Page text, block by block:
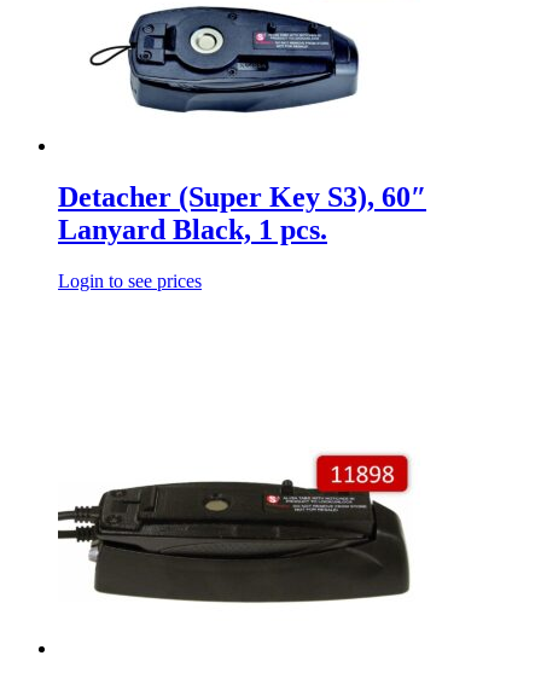
Detacher (Super Key S3), 60″
Lanyard Black, 1 pcs.
Login to see prices